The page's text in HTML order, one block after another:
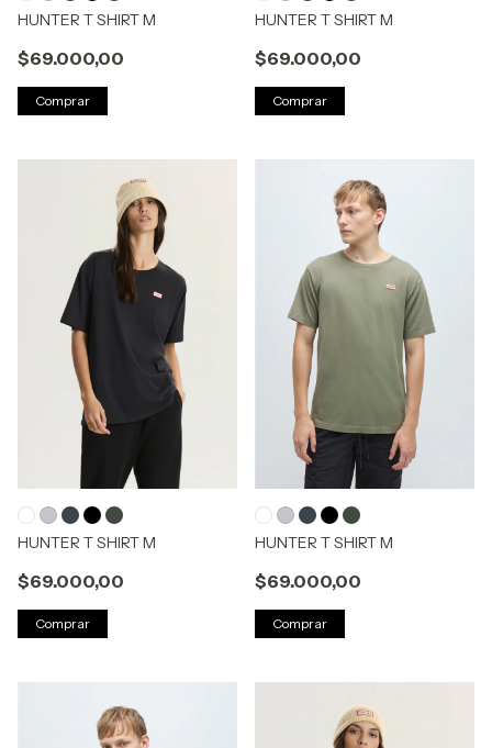
HUNTER T SHIRT M
$69.000,00
Comprar
HUNTER T SHIRT M
$69.000,00
Comprar
HUNTER T SHIRT M
$69.000,00
Comprar
HUNTER T SHIRT M
$69.000,00
Comprar